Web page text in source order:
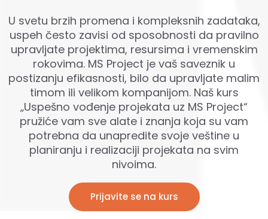
U svetu brzih promena i kompleksnih zadataka,
uspeh često zavisi od sposobnosti da pravilno
upravljate projektima, resursima i vremenskim
rokovima. MS Project je vaš saveznik u
postizanju efikasnosti, bilo da upravljate malim
timom ili velikom kompanijom. Naš kurs
„Uspešno vođenje projekata uz MS Project“
pružiće vam sve alate i znanja koja su vam
potrebna da unapredite svoje veštine u
planiranju i realizaciji projekata na svim
nivoima.
Prijavite se na kurs